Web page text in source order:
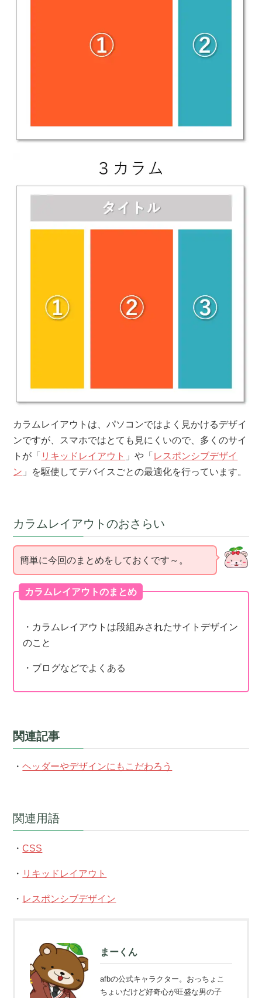
カラムレイアウトは、パソコンではよく見かけるデザイ
ンですが、スマホではとても見にくいので、多くのサイ
トが「 リキッドレイアウト 」や「 レスポンシブデザイ
ン 」を駆使してデバイスごとの最適化を行っています。
カラムレイアウトのおさらい
簡単に今回のまとめをしておくです～。
カラムレイアウトのまとめ
・カラムレイアウトは段組みされたサイトデザイン
のこと
・ブログなどでよくある
関連記事
・ヘッダーやデザインにもこだわろう
関連用語
・CSS
・ リキッドレイアウト
・ レスポンシブデザイン
まーくん
afbの公式キャラクター。おっちょこ
ちょいだけど好奇心が旺盛な男の子